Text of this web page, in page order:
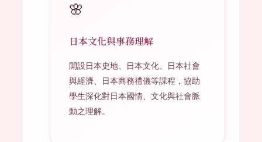
🌸
日本文化與事務理解
開設日本史地、日本文化、日本社會
與經濟、日本商務禮儀等課程，協助
學生深化對日本國情、文化與社會脈
動之理解。